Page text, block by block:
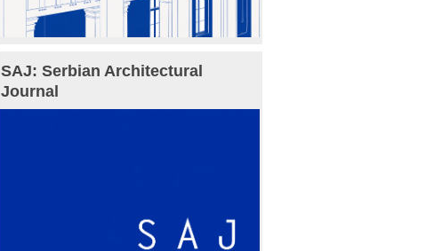
SAJ: Serbian Architectural
Journal